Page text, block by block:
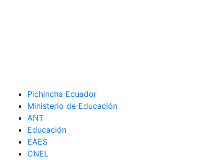
Pichincha Ecuador
Ministerio de Educación
ANT
Educación
EAES
CNEL